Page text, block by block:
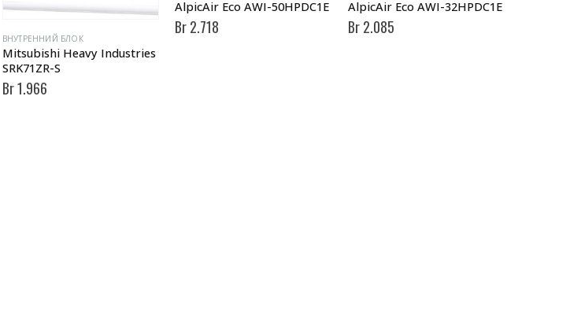
ВНУТРЕННИЙ БЛОК
Mitsubishi Heavy Industries
SRK71ZR-S
Br1.966
AlpicAir Eco AWI-50HPDC1E
Br2.718
AlpicAir Eco AWI-32HPDC1E
Br2.085